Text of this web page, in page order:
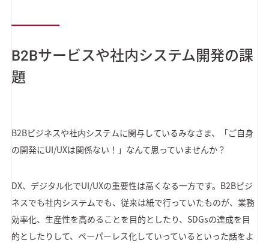
B2Bサービスや社内システム開発の課
題
B2Bビジネスや社内システムに関与しているみなさま、「ご自身
の開発にUI/UXは関係ない！」なんて思っていませんか？
DX、デジタル化でUI/UXの重要性は高くなる一方です。B2Bビジ
ネスでも社内システムでも、従来は紙で行っていたものが、業務
効率化、生産性を高めることを目的としたり、SDGsの達成を目
的としたりして、ペーパーレス化していっているといった話をよ